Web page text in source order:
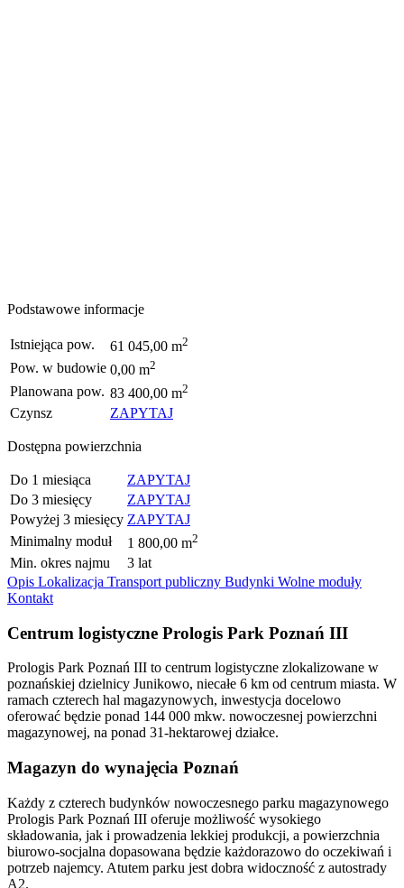
Podstawowe informacje
Istniejąca pow. 61 045,00 m2
Pow. w budowie 0,00 m2
Planowana pow. 83 400,00 m2
Czynsz ZAPYTAJ
Dostępna powierzchnia
Do 1 miesiąca
ZAPYTAJ
Do 3 miesięcy
ZAPYTAJ
Powyżej 3 miesięcy ZAPYTAJ
Minimalny moduł
1 800,00 m2
Min. okres najmu
3 lat
Opis Lokalizacja Transport publiczny Budynki Wolne moduły
Kontakt
Centrum logistyczne Prologis Park Poznań III
Prologis Park Poznań III to centrum logistyczne zlokalizowane w
poznańskiej dzielnicy Junikowo, niecałe 6 km od centrum miasta. W
ramach czterech hal magazynowych, inwestycja docelowo
oferować będzie ponad 144 000 mkw. nowoczesnej powierzchni
magazynowej, na ponad 31-hektarowej działce.
Magazyn do wynajęcia Poznań
Każdy z czterech budynków nowoczesnego parku magazynowego
Prologis Park Poznań III oferuje możliwość wysokiego
składowania, jak i prowadzenia lekkiej produkcji, a powierzchnia
biurowo-socjalna dopasowana będzie każdorazowo do oczekiwań i
potrzeb najemcy. Atutem parku jest dobra widoczność z autostrady
A2.